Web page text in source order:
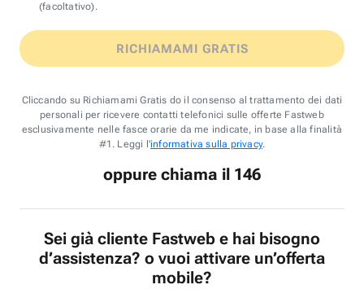
(facoltativo).
RICHIAMAMI GRATIS
Cliccando su Richiamami Gratis do il consenso al trattamento dei dati
personali per ricevere contatti telefonici sulle offerte Fastweb
esclusivamente nelle fasce orarie da me indicate, in base alla finalità
#1. Leggi l'informativa sulla privacy.
oppure chiama il 146
Sei già cliente Fastweb e hai bisogno
d’assistenza? o vuoi attivare un’offerta
mobile?